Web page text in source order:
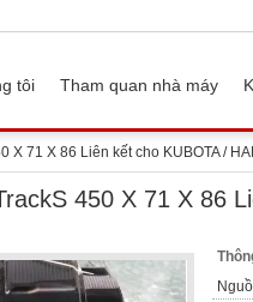
tôi Tham quan nhà máy
X 71 X 86 Liên kết cho KUBOTA /
450 X 71 X 86